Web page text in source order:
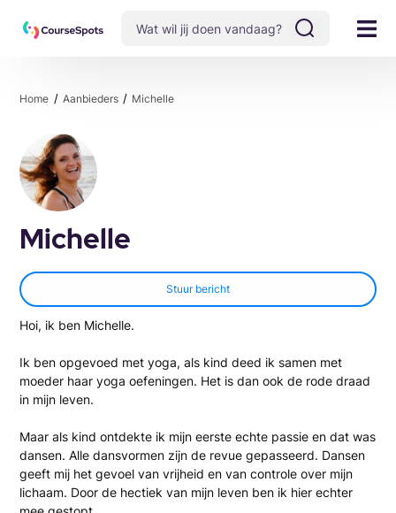
Home Aanbieders Michelle
Michelle
Stuur bericht
Hoi, ik ben Michelle.
Ik ben opgevoed met yoga, als kind deed ik samen met
moeder haar yoga oefeningen. Het is dan ook de rode draad
in mijn leven.
Maar als kind ontdekte ik mijn eerste echte passie en dat was
dansen. Alle dansvormen zijn de revue gepasseerd. Dansen
geeft mij het gevoel van vrijheid en van controle over mijn
lichaam. Door de hectiek van mijn leven ben ik hier echter